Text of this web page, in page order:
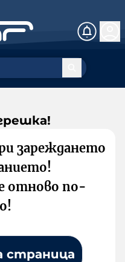
зареждането
отново по-
страница